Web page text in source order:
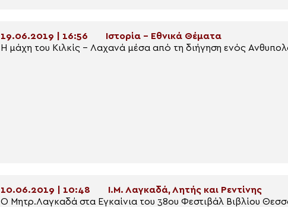
19.06.2019 | 16:56
Ιστορία - Εθνικά Θέματα
Η μάχη του Κιλκίς – Λαχανά μέσα από τη διήγηση ενός
10.06.2019 | 10:48
Ι.Μ. Λαγκαδά, Λητής και Ρεντίνης
O Mητρ.Λαγκαδά στα Εγκαίνια του 38ου Φεστιβάλ Βιβλίου